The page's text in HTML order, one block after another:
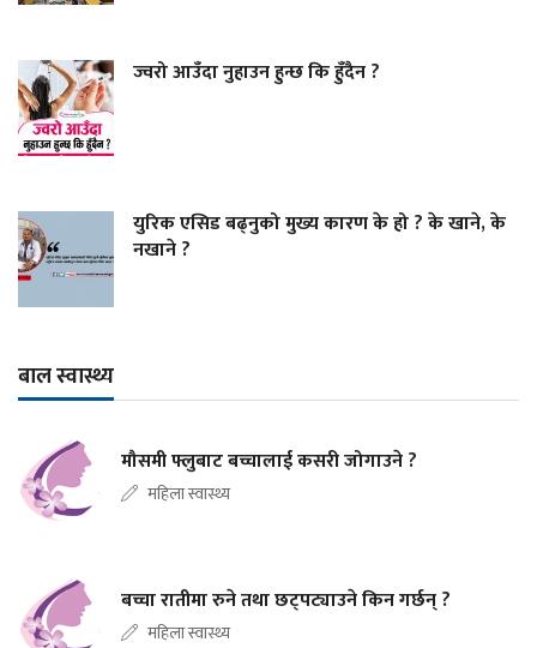
ज्वरो आउँदा नुहाउन हुन्छ कि हुँदैन ?
युरिक एसिड बढ्नुको मुख्य कारण के हो ? के खाने, के
नखाने ?
बाल स्वास्थ्य
मौसमी फ्लुबाट बच्चालाई कसरी जोगाउने ?
महिला स्वास्थ्य
बच्चा रातीमा रुने तथा छट्पट्याउने किन गर्छन् ?
महिला स्वास्थ्य